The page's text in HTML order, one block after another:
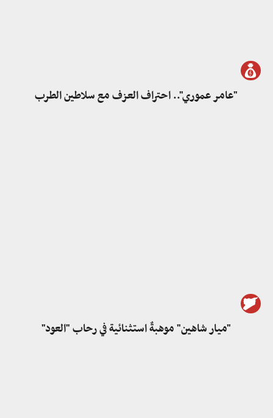
"عامر عموري".. احتراف العزف مع سلاطين الطرب
"ميار شاهين" موهبةٌ استثنائية في رحاب "العود"